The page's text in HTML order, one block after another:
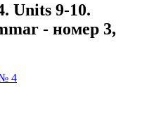
Units 9-10.
- номер 3,
4